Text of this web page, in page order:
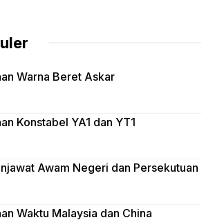
Warna Beret Askar
Konstabel YA1 dan YT1
Awam Negeri dan Persekutuan
Waktu Malaysia dan China